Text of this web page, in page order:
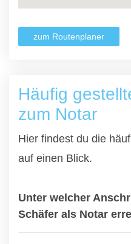
zum Routenplaner
Häufig
zum Notar
Hier findest du die
auf einen Blick.
Unter welcher
Schäfer als Notar